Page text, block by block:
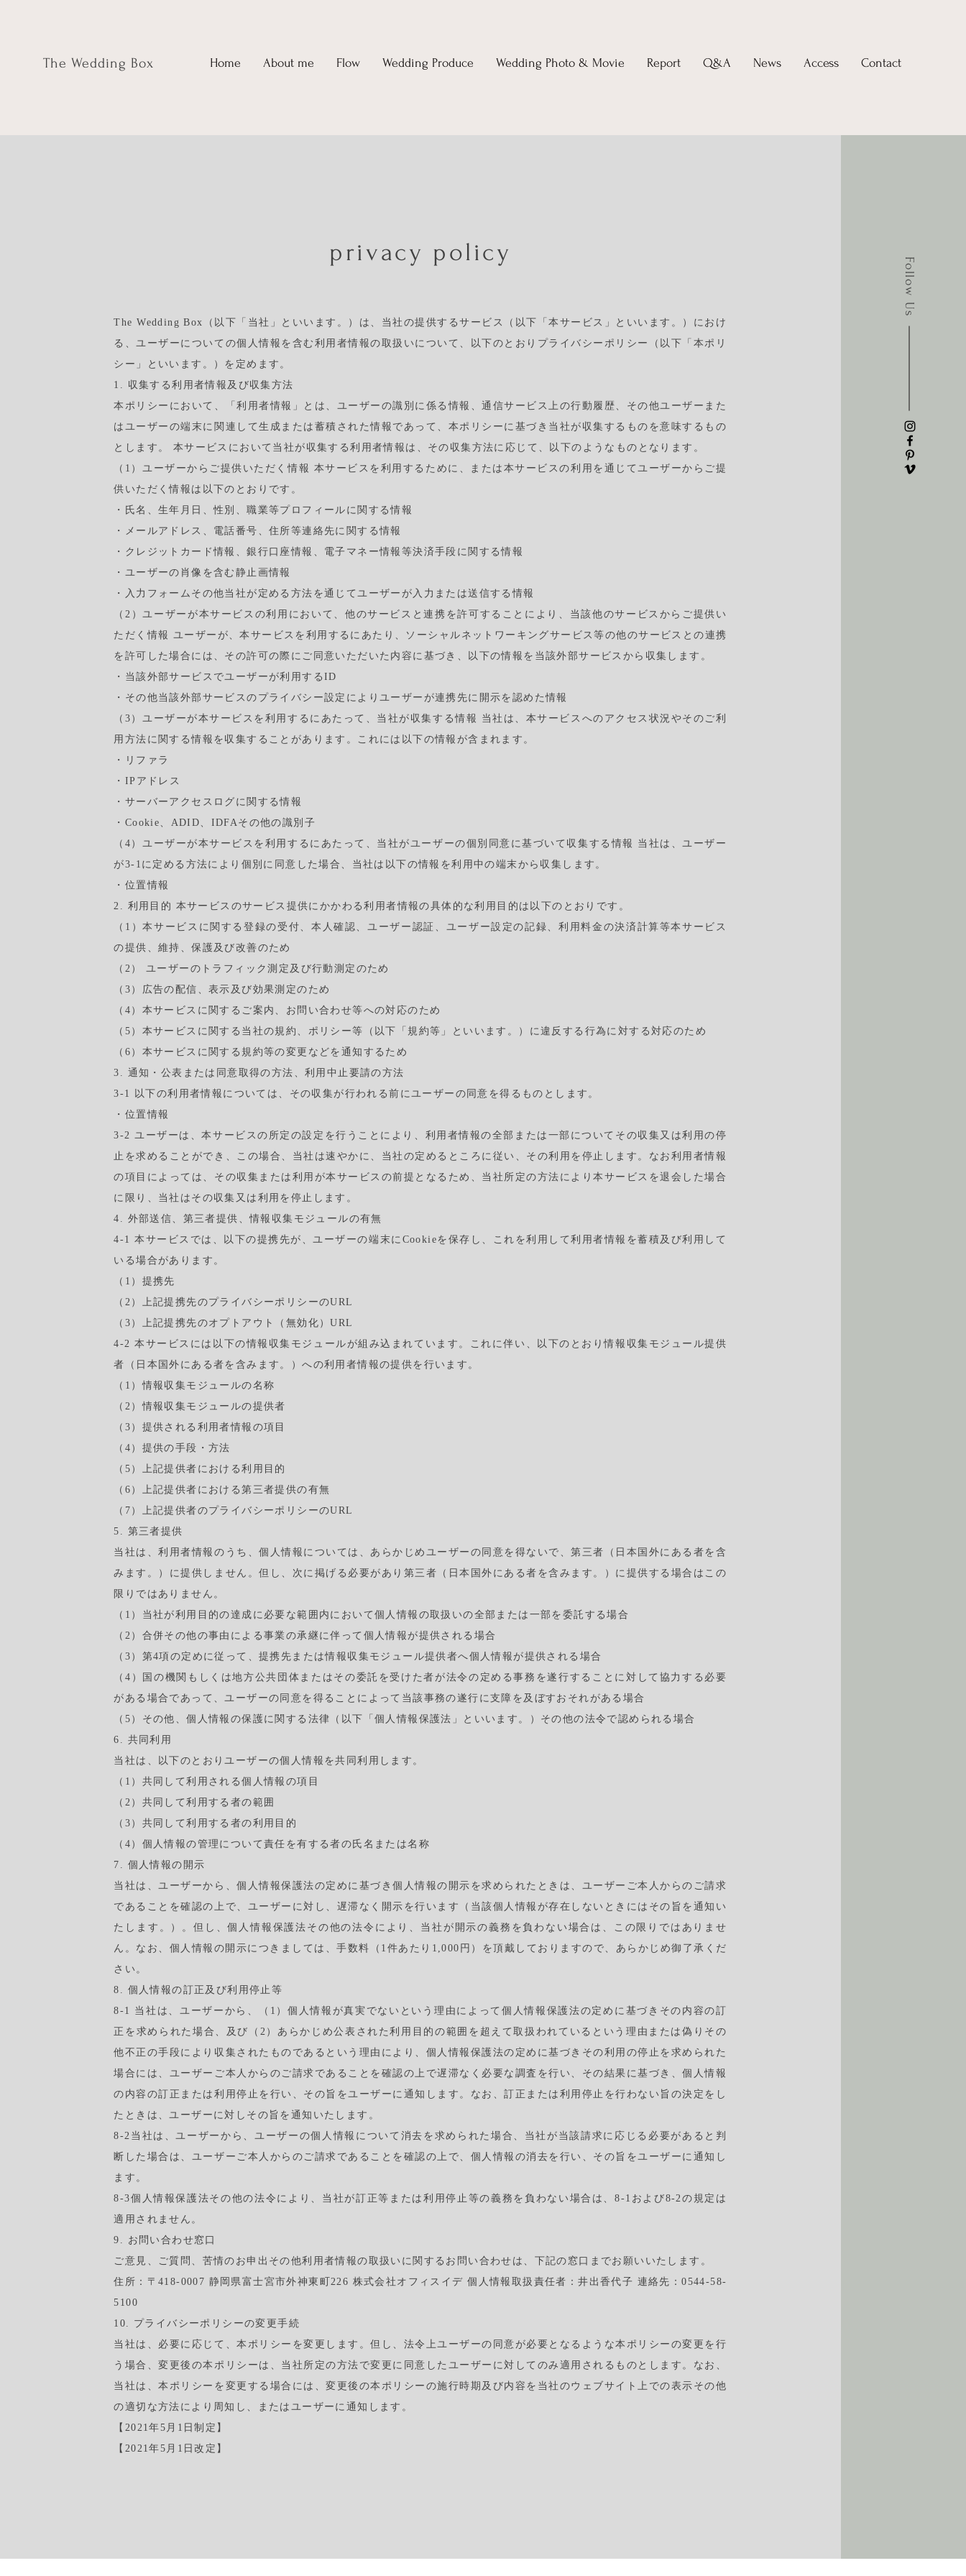
The Wedding Box Home About me Flow Wedding Produce Wedding Photo & Movie Report Q&A News Access Contact
privacy policy
The Wedding Box（以下「当社」といいます。）は、当社の提供するサービス（以下「本サービス」といいます。）におけ
る、ユーザーについての個人情報を含む利用者情報の取扱いについて、以下のとおりプライバシーポリシー（以下「本ポリ
シー」といいます。）を定めます。
1. 収集する利用者情報及び収集方法
本ポリシーにおいて、「利用者情報」とは、ユーザーの識別に係る情報、通信サービス上の行動履歴、その他ユーザーまた
はユーザーの端末に関連して生成または蓄積された情報であって、本ポリシーに基づき当社が収集するものを意味するもの
とします。 本サービスにおいて当社が収集する利用者情報は、その収集方法に応じて、以下のようなものとなります。
（1）ユーザーからご提供いただく情報 本サービスを利用するために、または本サービスの利用を通じてユーザーからご提
供いただく情報は以下のとおりです。
・氏名、生年月日、性別、職業等プロフィールに関する情報
・メールアドレス、電話番号、住所等連絡先に関する情報
・クレジットカード情報、銀行口座情報、電子マネー情報等決済手段に関する情報
・ユーザーの肖像を含む静止画情報
・入力フォームその他当社が定める方法を通じてユーザーが入力または送信する情報
（2）ユーザーが本サービスの利用において、他のサービスと連携を許可することにより、当該他のサービスからご提供い
ただく情報 ユーザーが、本サービスを利用するにあたり、ソーシャルネットワーキングサービス等の他のサービスとの連携
を許可した場合には、その許可の際にご同意いただいた内容に基づき、以下の情報を当該外部サービスから収集します。
・当該外部サービスでユーザーが利用するID
・その他当該外部サービスのプライバシー設定によりユーザーが連携先に開示を認めた情報
（3）ユーザーが本サービスを利用するにあたって、当社が収集する情報 当社は、本サービスへのアクセス状況やそのご利
用方法に関する情報を収集することがあります。これには以下の情報が含まれます。
・リファラ
・IPアドレス
・サーバーアクセスログに関する情報
・Cookie、ADID、IDFAその他の識別子
（4）ユーザーが本サービスを利用するにあたって、当社がユーザーの個別同意に基づいて収集する情報 当社は、ユーザー
が3-1に定める方法により個別に同意した場合、当社は以下の情報を利用中の端末から収集します。
・位置情報
2. 利用目的 本サービスのサービス提供にかかわる利用者情報の具体的な利用目的は以下のとおりです。
（1）本サービスに関する登録の受付、本人確認、ユーザー認証、ユーザー設定の記録、利用料金の決済計算等本サービス
の提供、維持、保護及び改善のため
（2） ユーザーのトラフィック測定及び行動測定のため
（3）広告の配信、表示及び効果測定のため
（4）本サービスに関するご案内、お問い合わせ等への対応のため
（5）本サービスに関する当社の規約、ポリシー等（以下「規約等」といいます。）に違反する行為に対する対応のため
（6）本サービスに関する規約等の変更などを通知するため
3. 通知・公表または同意取得の方法、利用中止要請の方法
3-1 以下の利用者情報については、その収集が行われる前にユーザーの同意を得るものとします。
・位置情報
3-2 ユーザーは、本サービスの所定の設定を行うことにより、利用者情報の全部または一部についてその収集又は利用の停
止を求めることができ、この場合、当社は速やかに、当社の定めるところに従い、その利用を停止します。なお利用者情報
の項目によっては、その収集または利用が本サービスの前提となるため、当社所定の方法により本サービスを退会した場合
に限り、当社はその収集又は利用を停止します。
4. 外部送信、第三者提供、情報収集モジュールの有無
4-1 本サービスでは、以下の提携先が、ユーザーの端末にCookieを保存し、これを利用して利用者情報を蓄積及び利用して
いる場合があります。
（1）提携先
（2）上記提携先のプライバシーポリシーのURL
（3）上記提携先のオプトアウト（無効化）URL
4-2 本サービスには以下の情報収集モジュールが組み込まれています。これに伴い、以下のとおり情報収集モジュール提供
者（日本国外にある者を含みます。）への利用者情報の提供を行います。
（1）情報収集モジュールの名称
（2）情報収集モジュールの提供者
（3）提供される利用者情報の項目
（4）提供の手段・方法
（5）上記提供者における利用目的
（6）上記提供者における第三者提供の有無
（7）上記提供者のプライバシーポリシーのURL
5. 第三者提供
当社は、利用者情報のうち、個人情報については、あらかじめユーザーの同意を得ないで、第三者（日本国外にある者を含
みます。）に提供しません。但し、次に掲げる必要があり第三者（日本国外にある者を含みます。）に提供する場合はこの
限りではありません。
（1）当社が利用目的の達成に必要な範囲内において個人情報の取扱いの全部または一部を委託する場合
（2）合併その他の事由による事業の承継に伴って個人情報が提供される場合
（3）第4項の定めに従って、提携先または情報収集モジュール提供者へ個人情報が提供される場合
（4）国の機関もしくは地方公共団体またはその委託を受けた者が法令の定める事務を遂行することに対して協力する必要
がある場合であって、ユーザーの同意を得ることによって当該事務の遂行に支障を及ぼすおそれがある場合
（5）その他、個人情報の保護に関する法律（以下「個人情報保護法」といいます。）その他の法令で認められる場合
6. 共同利用
当社は、以下のとおりユーザーの個人情報を共同利用します。
（1）共同して利用される個人情報の項目
（2）共同して利用する者の範囲
（3）共同して利用する者の利用目的
（4）個人情報の管理について責任を有する者の氏名または名称
7. 個人情報の開示
当社は、ユーザーから、個人情報保護法の定めに基づき個人情報の開示を求められたときは、ユーザーご本人からのご請求
であることを確認の上で、ユーザーに対し、遅滞なく開示を行います（当該個人情報が存在しないときにはその旨を通知い
たします。）。但し、個人情報保護法その他の法令により、当社が開示の義務を負わない場合は、この限りではありませ
ん。なお、個人情報の開示につきましては、手数料（1件あたり1,000円）を頂戴しておりますので、あらかじめ御了承くだ
さい。
8. 個人情報の訂正及び利用停止等
8-1 当社は、ユーザーから、（1）個人情報が真実でないという理由によって個人情報保護法の定めに基づきその内容の訂
正を求められた場合、及び（2）あらかじめ公表された利用目的の範囲を超えて取扱われているという理由または偽りその
他不正の手段により収集されたものであるという理由により、個人情報保護法の定めに基づきその利用の停止を求められた
場合には、ユーザーご本人からのご請求であることを確認の上で遅滞なく必要な調査を行い、その結果に基づき、個人情報
の内容の訂正または利用停止を行い、その旨をユーザーに通知します。なお、訂正または利用停止を行わない旨の決定をし
たときは、ユーザーに対しその旨を通知いたします。
8-2当社は、ユーザーから、ユーザーの個人情報について消去を求められた場合、当社が当該請求に応じる必要があると判
断した場合は、ユーザーご本人からのご請求であることを確認の上で、個人情報の消去を行い、その旨をユーザーに通知し
ます。
8-3個人情報保護法その他の法令により、当社が訂正等または利用停止等の義務を負わない場合は、8-1および8-2の規定は
適用されません。
9. お問い合わせ窓口
ご意見、ご質問、苦情のお申出その他利用者情報の取扱いに関するお問い合わせは、下記の窓口までお願いいたします。
住所：〒418-0007 静岡県富士宮市外神東町226 株式会社オフィスイデ 個人情報取扱責任者：井出香代子 連絡先：0544-58-
5100
10. プライバシーポリシーの変更手続
当社は、必要に応じて、本ポリシーを変更します。但し、法令上ユーザーの同意が必要となるような本ポリシーの変更を行
う場合、変更後の本ポリシーは、当社所定の方法で変更に同意したユーザーに対してのみ適用されるものとします。なお、
当社は、本ポリシーを変更する場合には、変更後の本ポリシーの施行時期及び内容を当社のウェブサイト上での表示その他
の適切な方法により周知し、またはユーザーに通知します。
【2021年5月1日制定】
【2021年5月1日改定】
Follow Us